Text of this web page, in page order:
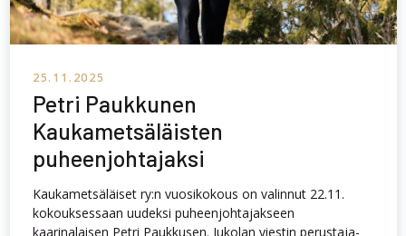
25.11.2025
Petri Paukkunen
Kaukametsäläisten
puheenjohtajaksi
Kaukametsäläiset ry:n vuosikokous on valinnut 22.11.
kokouksessaan uudeksi puheenjohtajakseen
kaarinalaisen Petri Paukkusen. Jukolan viestin perustaja-